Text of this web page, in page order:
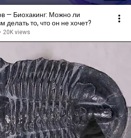
— Биохакинг: Можно ли
делать то, что он не хочет?
• 20K views